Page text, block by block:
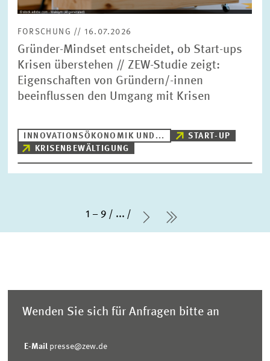
FORSCHUNG // 16.07.2026
Gründer-Mindset entscheidet, ob Start-ups
Krisen überstehen // ZEW-Studie zeigt:
Eigenschaften von Gründern/-innen
beeinflussen den Umgang mit Krisen
INNOVATIONSÖKONOMIK UND...
START-UP
KRISENBEWÄLTIGUNG
1 – 9 ...
Nächste Seite
letzte Seite
Wenden Sie sich für Anfragen bitte an
E-Mail presse@zew.de